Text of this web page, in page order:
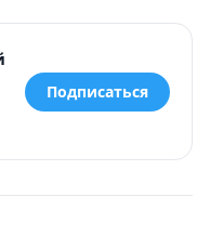
Подписаться